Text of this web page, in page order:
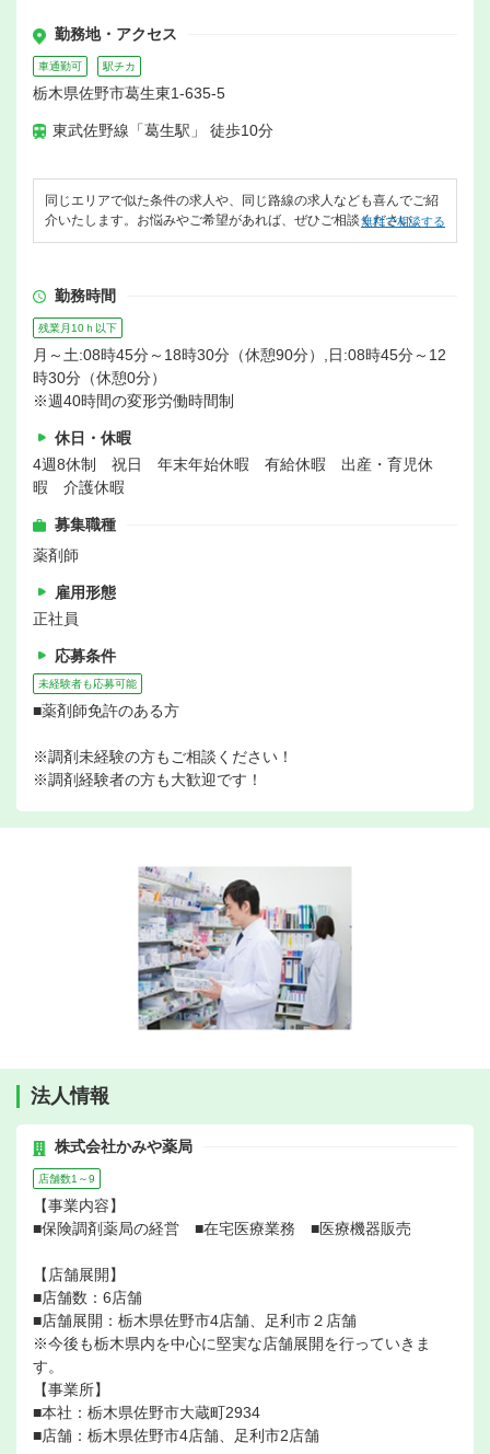
勤務地・アクセス
車通勤可 駅チカ
栃木県佐野市葛生東1-635-5
東武佐野線「葛生駅」 徒歩10分
同じエリアで似た条件の求人や、同じ路線の求人なども喜んでご紹
介いたします。お悩みやご希望があれば、ぜひご相談ください。
無料で相談する
勤務時間
残業月10ｈ以下
月～土:08時45分～18時30分（休憩90分）,日:08時45分～12
時30分（休憩0分）
※週40時間の変形労働時間制
休日・休暇
4週8休制 祝日 年末年始休暇 有給休暇 出産・育児休
暇 介護休暇
募集職種
薬剤師
雇用形態
正社員
応募条件
未経験者も応募可能
■薬剤師免許のある方
※調剤未経験の方もご相談ください！
※調剤経験者の方も大歓迎です！
法人情報
株式会社かみや薬局
店舗数1～9
【事業内容】
■保険調剤薬局の経営 ■在宅医療業務 ■医療機器販売
【店舗展開】
■店舗数：6店舗
■店舗展開：栃木県佐野市4店舗、足利市２店舗
※今後も栃木県内を中心に堅実な店舗展開を行っていきま
す。
【事業所】
■本社：栃木県佐野市大蔵町2934
■店舗：栃木県佐野市4店舗、足利市2店舗